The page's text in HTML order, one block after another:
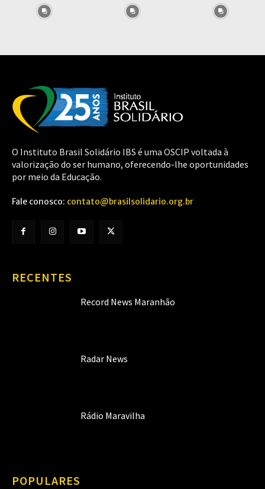
O Instituto Brasil Solidário IBS é uma OSCIP voltada à
valorização do ser humano, oferecendo-lhe oportunidades
por meio da Educação.
Fale conosco: contato@brasilsolidario.org.br
RECENTES
Record News Maranhão
Radar News
Rádio Maravilha
POPULARES